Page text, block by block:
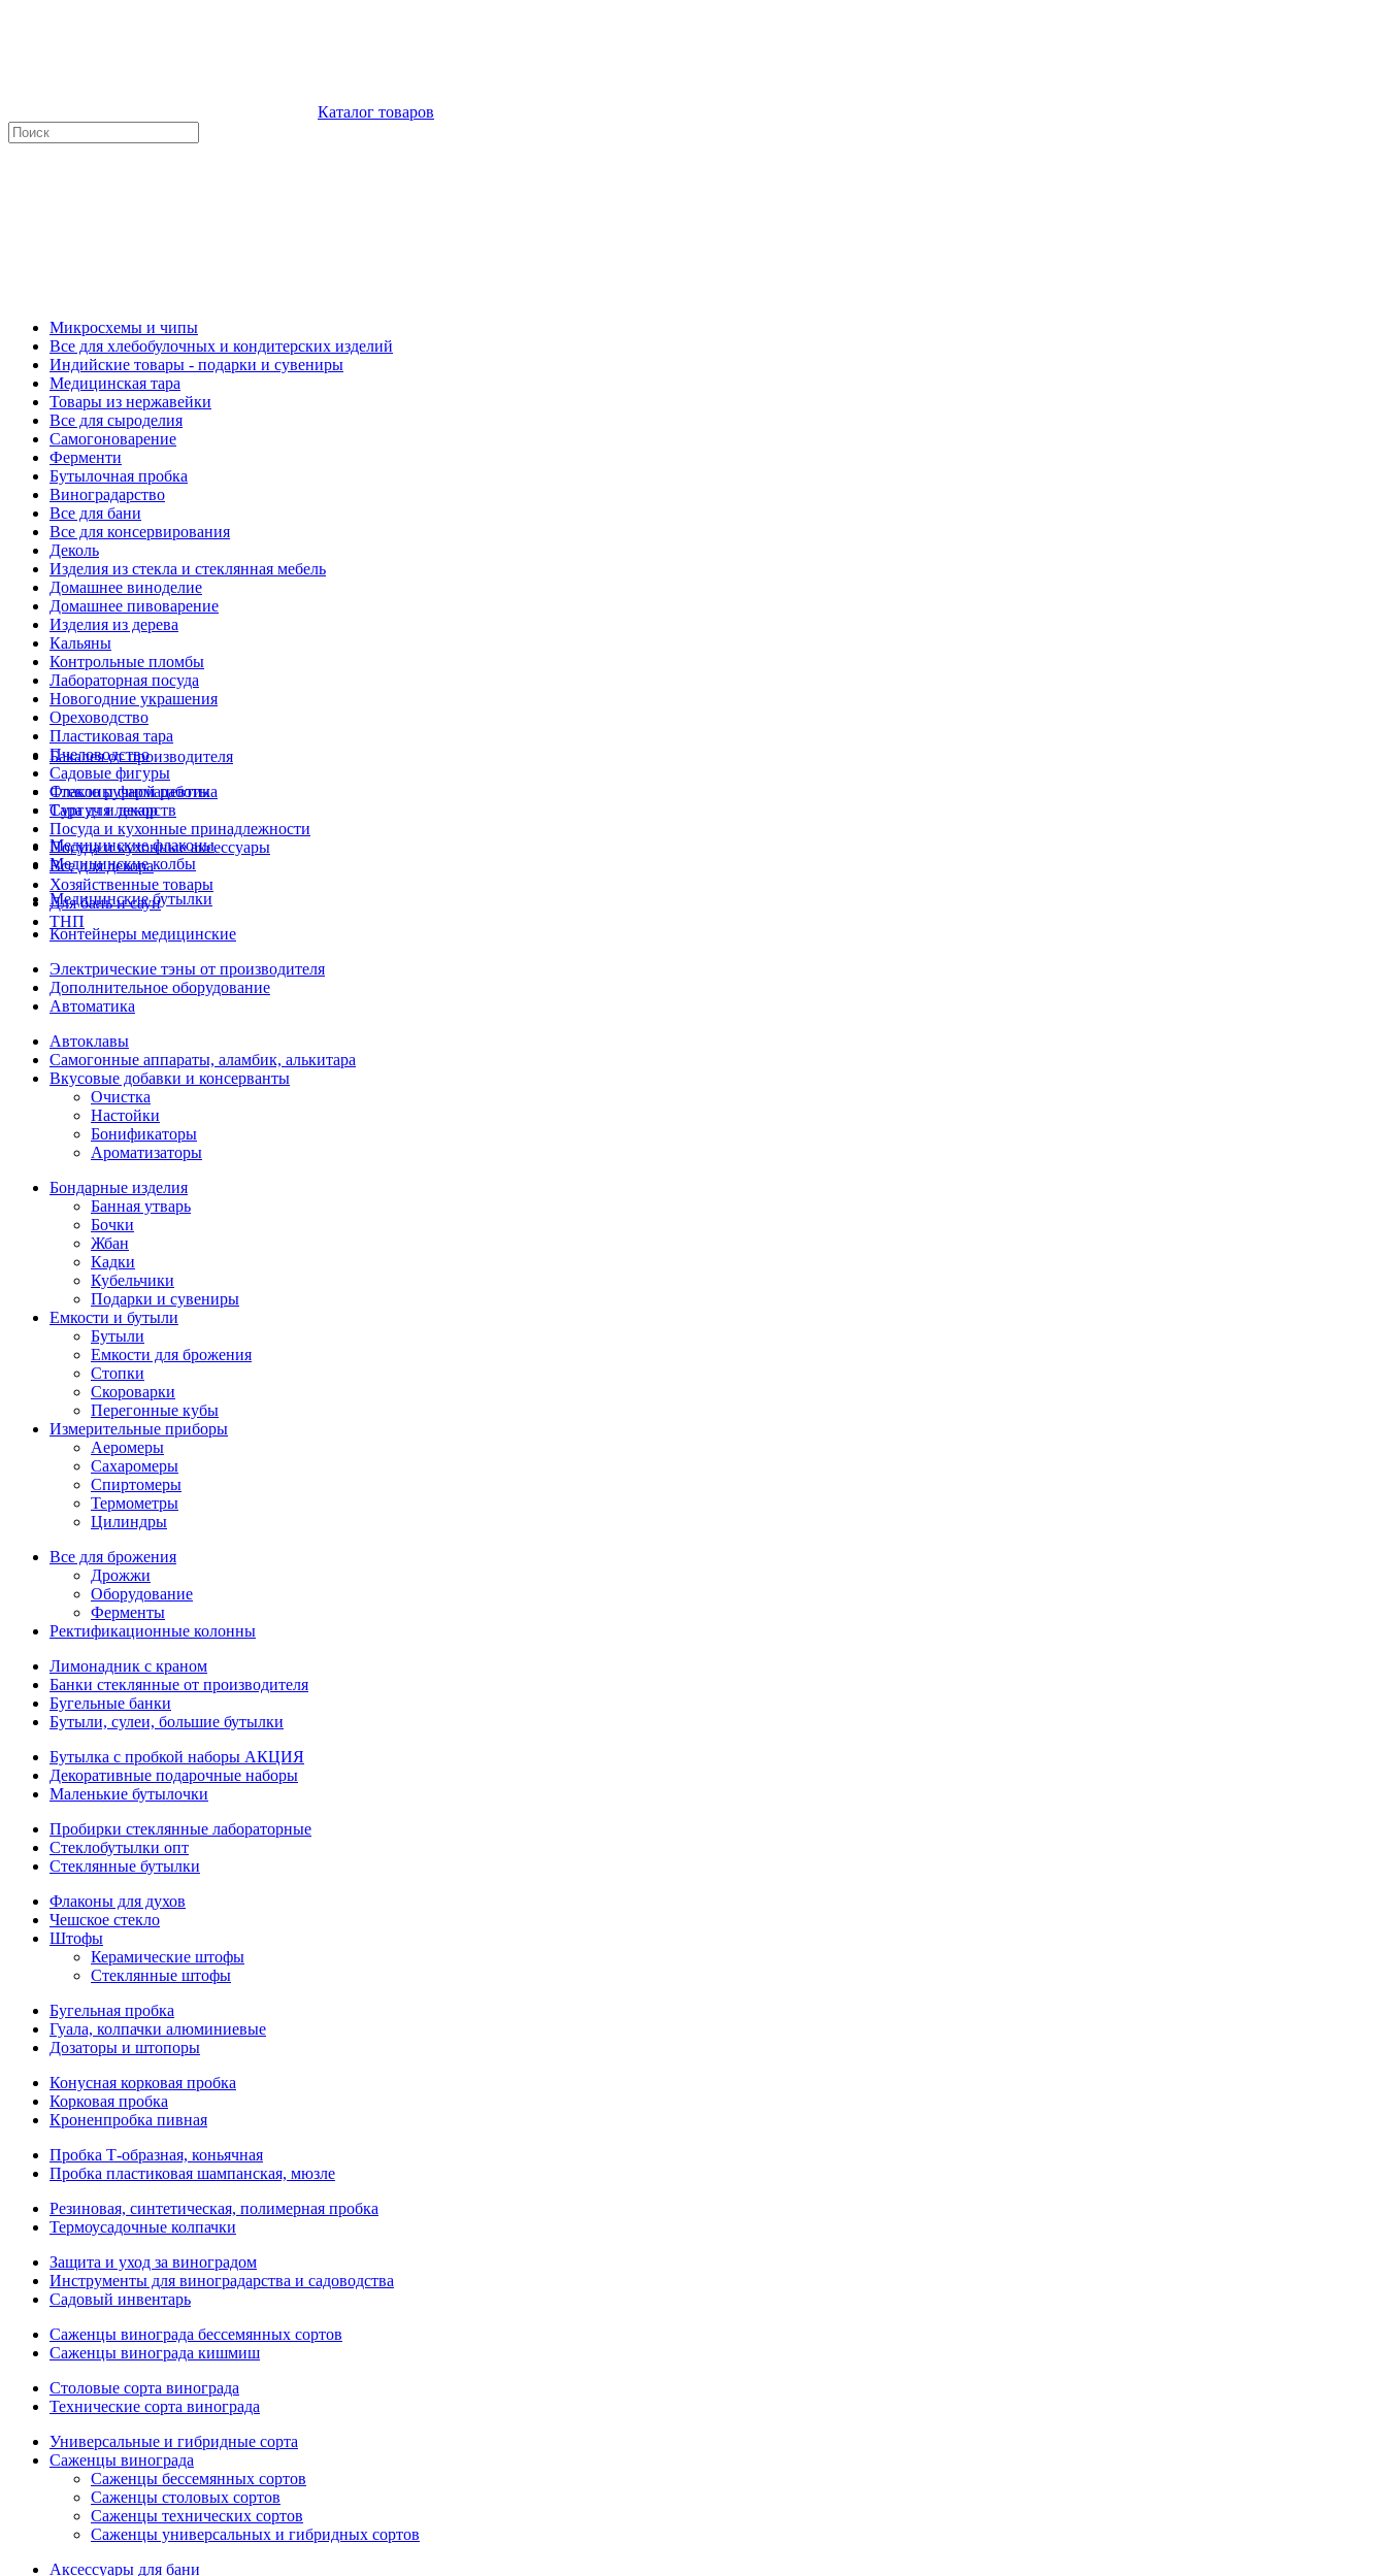
Каталог товаров
Микросхемы и чипы
Все для хлебобулочных и кондитерских изделий
Индийские товары - подарки и сувениры
Медицинская тара
Товары из нержавейки
Все для сыроделия
Самогоноварение
Ферменти
Бутылочная пробка
Виноградарство
Все для бани
Все для консервирования
Деколь
Изделия из стекла и стеклянная мебель
Домашнее виноделие
Домашнее пивоварение
Изделия из дерева
Кальяны
Контрольные пломбы
Лабораторная посуда
Новогодние украшения
Ореховодство
Пластиковая тара
Пчеловодство
Садовые фигуры
Стекло ручной работы
Сургуч и декор
Посуда и кухонные принадлежности
Посуда и кухонные аксессуары
Все для декора
Хозяйственные товары
Для бань и саун
ТНП
Бакалея от производителя
Флаконы фармацевтика
Тара для лекарств
Медицинские флаконы
Медицинские колбы
Медицинские бутылки
Контейнеры медицинские
Электрические тэны от производителя
Дополнительное оборудование
Автоматика
Автоклавы
Самогонные аппараты, аламбик, алькитара
Вкусовые добавки и консерванты
Очистка
Настойки
Бонификаторы
Ароматизаторы
Бондарные изделия
Банная утварь
Бочки
Жбан
Кадки
Кубельчики
Подарки и сувениры
Емкости и бутыли
Бутыли
Емкости для брожения
Стопки
Скороварки
Перегонные кубы
Измерительные приборы
Аеромеры
Сахаромеры
Спиртомеры
Термометры
Цилиндры
Все для брожения
Дрожжи
Оборудование
Ферменты
Ректификационные колонны
Лимонадник с краном
Банки стеклянные от производителя
Бугельные банки
Бутыли, сулеи, большие бутылки
Бутылка с пробкой наборы АКЦИЯ
Декоративные подарочные наборы
Маленькие бутылочки
Пробирки стеклянные лабораторные
Стеклобутылки опт
Стеклянные бутылки
Флаконы для духов
Чешское стекло
Штофы
Керамические штофы
Стеклянные штофы
Бугельная пробка
Гуала, колпачки алюминиевые
Дозаторы и штопоры
Конусная корковая пробка
Корковая пробка
Кроненпробка пивная
Пробка Т-образная, коньячная
Пробка пластиковая шампанская, мюзле
Резиновая, синтетическая, полимерная пробка
Термоусадочные колпачки
Защита и уход за виноградом
Инструменты для виноградарства и садоводства
Садовый инвентарь
Саженцы винограда бессемянных сортов
Саженцы винограда кишмиш
Столовые сорта винограда
Технические сорта винограда
Универсальные и гибридные сорта
Саженцы винограда
Саженцы бессемянных сортов
Саженцы столовых сортов
Саженцы технических сортов
Саженцы универсальных и гибридных сортов
Аксессуары для бани